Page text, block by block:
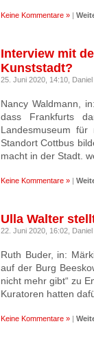
Keine Kommentare » |
Interview mit
Kunststadt?
25. Juni 2020, 14:10,
Nancy Waldmann,
dass Frankfurts
Landesmuseum
Standort Cottbus
macht in der Stadt.
Keine Kommentare » |
Ulla Walter
22. Juni 2020, 16:02,
Ruth Buder, in:
auf der Burg
nicht mehr gibt“ zu
Kuratoren hatten
Keine Kommentare » |